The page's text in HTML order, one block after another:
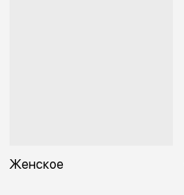
Женское